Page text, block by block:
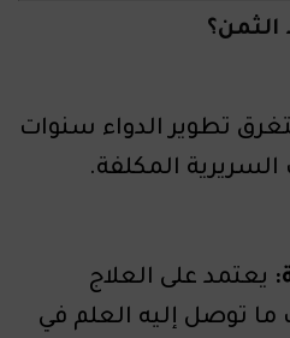
تطوير الدواء سنوات
المكلفة.
يعتمد على العلاج
ما توصل إليه العلم في